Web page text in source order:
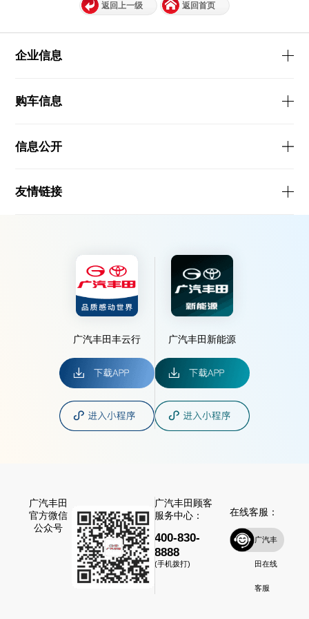
返回上一级 返回首页
企业信息
购车信息
信息公开
友情链接
广汽丰田丰云行 广汽丰田新能源
广汽丰田
官方微信
公众号
广汽丰田顾客
服务中心：
400-830-
8888
(手机拨打)
在线客服：
广汽丰
田在线
客服